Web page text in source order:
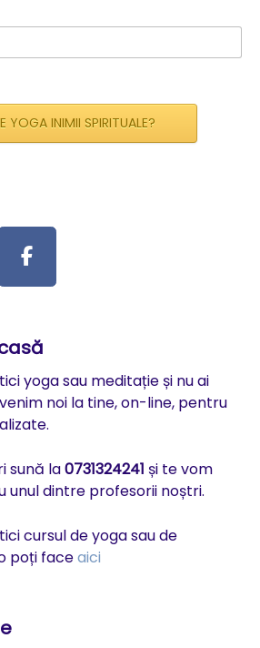
YOGA INIMII SPIRITUALE?
yoga sau meditație și nu ai
noi la tine, on-line, pentru
sună la0731324241 și te vom
unul dintre profesorii noștri.
cursul de yoga sau de
poți faceaici